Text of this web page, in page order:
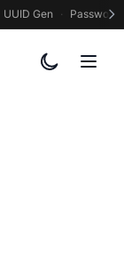
UUID Gen · Password